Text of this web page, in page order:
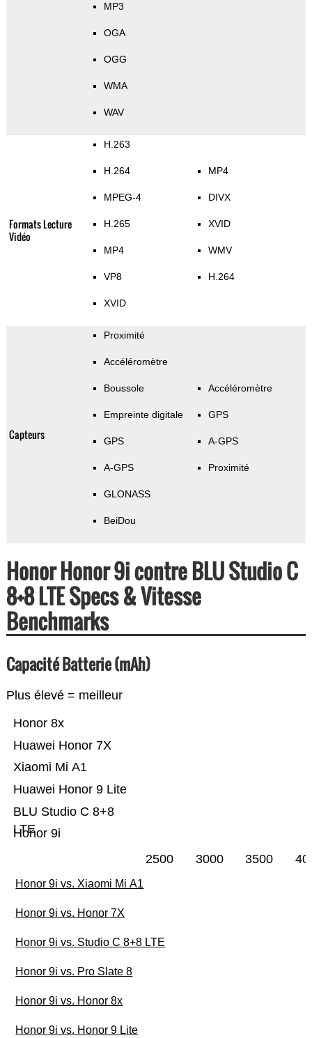
MP3
OGA
OGG
WMA
WAV
Formats Lecture
Vidéo
H.263
H.264
MPEG-4
H.265
MP4
VP8
XVID
MP4
DIVX
XVID
WMV
H.264
Capteurs
Proximité
Accéléromètre
Boussole
Empreinte digitale
GPS
A-GPS
GLONASS
BeiDou
Accéléromètre
GPS
A-GPS
Proximité
Honor Honor 9i contre BLU Studio C
8+8 LTE Specs & Vitesse
Benchmarks
Capacité Batterie (mAh)
Plus élevé = meilleur
Honor 9i
BLU Studio C 8+8
LTE
Huawei Honor 9 Lite
Xiaomi Mi A1
Huawei Honor 7X
Honor 8x
2500 3000 3500
Honor 9i vs. Xiaomi Mi A1
Honor 9i vs. Honor 7X
Honor 9i vs. Studio C 8+8 LTE
Honor 9i vs. Pro Slate 8
Honor 9i vs. Honor 8x
Honor 9i vs. Honor 9 Lite